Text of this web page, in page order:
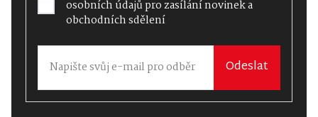
osobních údajůpro zasílání novinek a
obchodních sdělení
Odeslat